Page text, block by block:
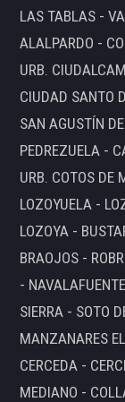
LAS TABLAS -
ALALPARDO -
URB.
CIUDAD SANTO
SAN AGUSTÍN
PEDREZUELA -
URB. COTOS DE
LOZOYUELA -
LOZOYA -
BRAOJOS -
-
SIERRA - SOTO
MANZANARES
CERCEDA -
MEDIANO -